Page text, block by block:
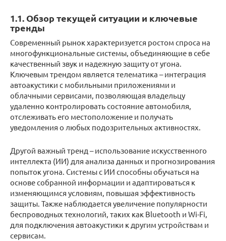
1.1. Обзор текущей ситуации и ключевые
тренды
Современный рынок характеризуется ростом спроса на
многофункциональные системы, объединяющие в себе
качественный звук и надежную защиту от угона.
Ключевым трендом является телематика – интеграция
автоакустики с мобильными приложениями и
облачными сервисами, позволяющая владельцу
удаленно контролировать состояние автомобиля,
отслеживать его местоположение и получать
уведомления о любых подозрительных активностях.
Другой важный тренд – использование искусственного
интеллекта (ИИ) для анализа данных и прогнозирования
попыток угона. Системы с ИИ способны обучаться на
основе собранной информации и адаптироваться к
изменяющимся условиям, повышая эффективность
защиты. Также наблюдается увеличение популярности
беспроводных технологий, таких как Bluetooth и Wi-Fi,
для подключения автоакустики к другим устройствам и
сервисам.